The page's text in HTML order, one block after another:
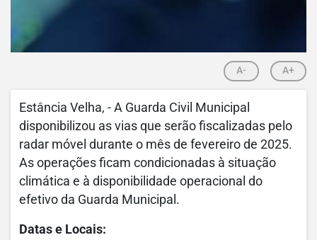
A- A+
Estância Velha, - A Guarda Civil Municipal
disponibilizou as vias que serão fiscalizadas pelo
radar móvel durante o mês de fevereiro de 2025.
As operações ficam condicionadas à situação
climática e à disponibilidade operacional do
efetivo da Guarda Municipal.
Datas e Locais: